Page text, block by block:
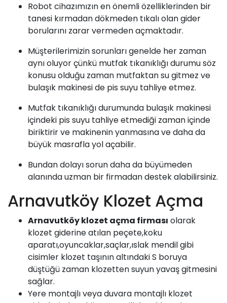
Robot cihazımızın en önemli özelliklerinden bir
tanesi kırmadan dökmeden tıkalı olan gider
borularını zarar vermeden açmaktadır.
Müşterilerimizin sorunları genelde her zaman
aynı oluyor çünkü mutfak tıkanıklığı durumu söz
konusu olduğu zaman mutfaktan su gitmez ve
bulaşık makinesi de pis suyu tahliye etmez.
Mutfak tıkanıklığı durumunda bulaşık makinesi
içindeki pis suyu tahliye etmediği zaman içinde
biriktirir ve makinenin yanmasına ve daha da
büyük masrafla yol açabilir.
Bundan dolayı sorun daha da büyümeden
alanında uzman bir firmadan destek alabilirsiniz.
Arnavutköy Klozet Açma
Arnavutköy klozet açma firması olarak
klozet giderine atılan peçete,koku
aparatı,oyuncaklar,saçlar,ıslak mendil gibi
cisimler klozet taşının altındaki S boruya
düştüğü zaman klozetten suyun yavaş gitmesini
sağlar.
Yere montajlı veya duvara montajlı klozet